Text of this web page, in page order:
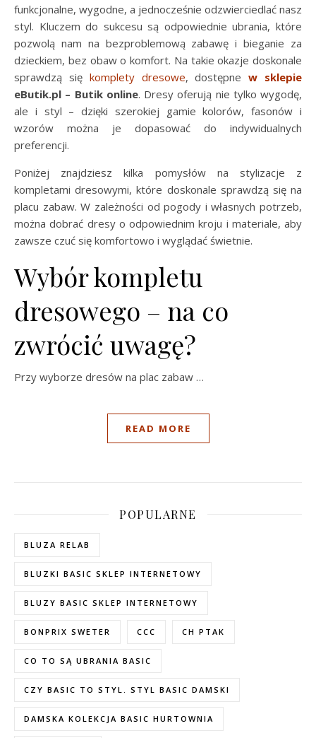
funkcjonalne, wygodne, a jednocześnie odzwierciedlać nasz
styl. Kluczem do sukcesu są odpowiednie ubrania, które
pozwolą nam na bezproblemową zabawę i bieganie za
dzieckiem, bez obaw o komfort. Na takie okazje doskonale
sprawdzą się komplety dresowe, dostępnew sklepie
eButik.pl – Butik online. Dresy oferują nie tylko wygodę,
ale i styl – dzięki szerokiej gamie kolorów, fasonów i
wzorów można je dopasować do indywidualnych
preferencji.
Poniżej znajdziesz kilka pomysłów na stylizacje z
kompletami dresowymi, które doskonale sprawdzą się na
placu zabaw. W zależności od pogody i własnych potrzeb,
można dobrać dresy o odpowiednim kroju i materiale, aby
zawsze czuć się komfortowo i wyglądać świetnie.
Wybór kompletu
dresowego – na co
zwrócić uwagę?
Przy wyborze dresów na plac zabaw …
READ MORE
POPULARNE
BLUZA RELAB
BLUZKI BASIC SKLEP INTERNETOWY
BLUZY BASIC SKLEP INTERNETOWY
BONPRIX SWETER CCC CH PTAK
CO TO SĄ UBRANIA BASIC
CZY BASIC TO STYL. STYL BASIC DAMSKI
DAMSKA KOLEKCJA BASIC HURTOWNIA